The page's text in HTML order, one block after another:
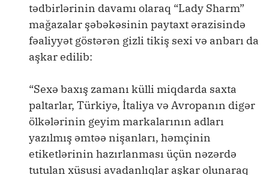
tədbirlərinin davamı olaraq “Lady Sharm”
mağazalar şəbəkəsinin paytaxt ərazisində
fəaliyyət göstərən gizli tikiş sexi və anbarı da
aşkar edilib:
“Sexə baxış zamanı külli miqdarda saxta
paltarlar, Türkiyə, İtaliya və Avropanın digər
ölkələrinin geyim markalarının adları
yazılmış əmtəə nişanları, həmçinin
etiketlərinin hazırlanması üçün nəzərdə
tutulan xüsusi avadanlıqlar aşkar olunaraq